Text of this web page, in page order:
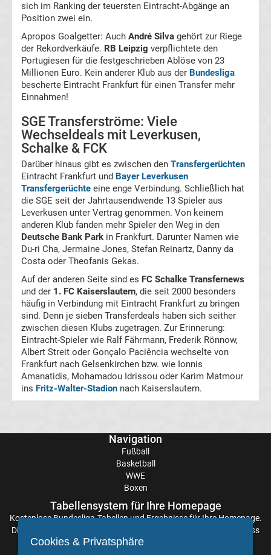
Tabelle
Formel
1
Rennkalender
Transfergerüchte
WWE
News
Boxen
News
DAZN
Programm
&
Infos
Telekom
Eishockey
TV
Tabellen
sich im Ranking der teuersten Eintracht-Abgänge an
Position zwei ein.
Apropos Goalgetter: Auch André Silva gehört zur Riege
der Rekordverkäufe. RB Leipzig verpflichtete den
Portugiesen für die festgeschrieben Ablöse von 23
Millionen Euro. Kein anderer Klub aus der Bundesliga
bescherte Eintracht Frankfurt für einen Transfer mehr
Einnahmen!
SGE Transferströme: Viele
Wechseldeals mit Leverkusen,
Schalke & FCK
Darüber hinaus gibt es zwischen den Transfergerüchten
Eintracht Frankfurt und Bayer Leverkusen
Transfergerüchte eine enge Verbindung. Schließlich hat
die SGE seit der Jahrtausendwende 13 Spieler aus
Leverkusen unter Vertrag genommen. Von keinem
anderen Klub fanden mehr Spieler den Weg in den
Deutsche Bank Park in Frankfurt. Darunter Namen wie
Du-ri Cha, Jermaine Jones, Stefan Reinartz, Danny da
Costa oder Theofanis Gekas.
Auf der anderen Seite sind es FC Schalke Transfernews
und der 1. FC Kaiserslautern, die seit 2000 besonders
häufig in Verbindung mit Eintracht Frankfurt zu bringen
sind. Denn je sieben Transferdeals haben sich seither
zwischen diesen Klubs zugetragen. Zur Erinnerung:
Eintracht-Spieler wie Ralf Fährmann, Frederik Rönnow,
Albert Streit oder Gonçalo Paciência wechselte von
Frankfurt nach Gelsenkirchen bzw. wie Ionnis
Amanatidis, Mohamadou Idrissou oder Karim Matmour
ins Fritz-Walter-Stadion nach Kaiserslautern.
Navigation
Fußball
Basketball
WWE
Boxen
Tabellensystem für Ihre Homepage
KostenloseBundesliga-Tabellenund Ergebnisse für Ihre Homepage.
Die Aktualisierung der Ergebnisse erfolgt alle paar Minuten, sodass
Sie stets auf dem Laufenden sind. Einfache und schnelle
Cookies & Privatsphäre